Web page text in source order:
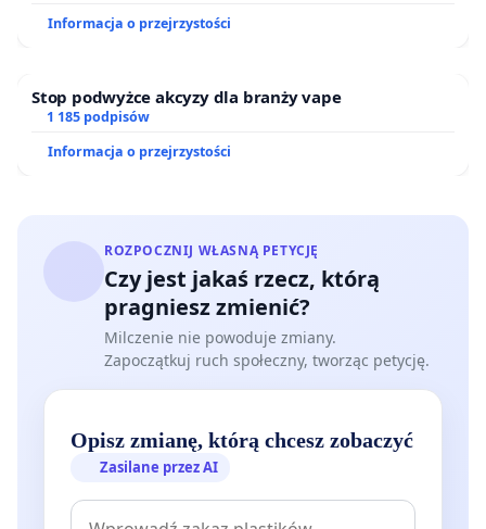
Informacja o przejrzystości
Stop podwyżce akcyzy dla branży vape
1 185 podpisów
Informacja o przejrzystości
ROZPOCZNIJ WŁASNĄ PETYCJĘ
Czy jest jakaś rzecz, którą
pragniesz zmienić?
Milczenie nie powoduje zmiany.
Zapoczątkuj ruch społeczny, tworząc petycję.
Opisz zmianę, którą chcesz zobaczyć
Zasilane przez AI